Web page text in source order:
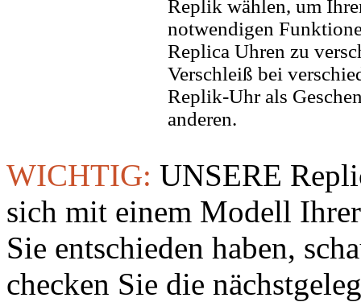
Replik wählen, um
notwendigen
Replica Uhren zu
Verschleiß bei
Replik-Uhr als
anderen.
WICHTIG: UNSERE
sich mit einem Modell
Sie entschieden haben,
checken Sie die